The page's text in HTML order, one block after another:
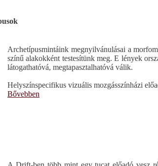
Archetípusmintáink megnyilvánulásai a
színű alakokként testesítünk meg. E lények
látogathatóvá, megtapasztalhatóvá válik.
Helyszínspecifikus vizuális mozgásszínházi
Bővebben